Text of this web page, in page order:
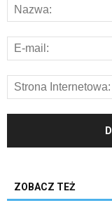
ZOBACZ TEŻ